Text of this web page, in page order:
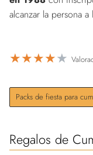
alcanzar la persona
★★★★★
Packs de fiesta para
Regalos de